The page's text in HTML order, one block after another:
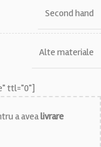
Second hand
Alte materiale
ttl="0"]
a avealivrare